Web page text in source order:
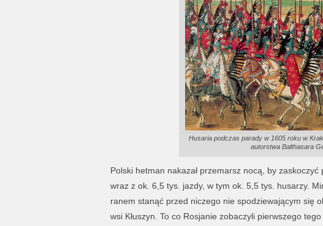
Husaria podczas parady w 1605 roku w
autorstwa Balthasara
Polski hetman nakazał przemarsz nocą, by
wraz z ok. 6,5 tys. jazdy, w tym ok. 5,5 tys. husarzy.
ranem stanąć przed niczego nie spodziewającym się
wsi Kłuszyn. To co Rosjanie zobaczyli pierwszego